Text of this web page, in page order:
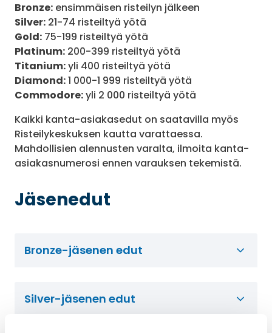
Bronze: ensimmäisen risteilyn jälkeen
Silver: 21-74 risteiltyä yötä
Gold: 75-199 risteiltyä yötä
Platinum: 200-399 risteiltyä yötä
Titanium:yli 400 risteiltyä yötä
Diamond:1 000-1 999 risteiltyä yötä
Commodore:yli 2 000 risteiltyä yötä
Kaikki kanta-asiakasedut on saatavilla myös
Risteilykeskuksen kautta varattaessa.
Mahdollisien alennusten varalta, ilmoita kanta-
asiakasnumerosi ennen varauksen tekemistä.
Jäsenedut
Bronze-jäsenen edut
Silver-jäsenen edut